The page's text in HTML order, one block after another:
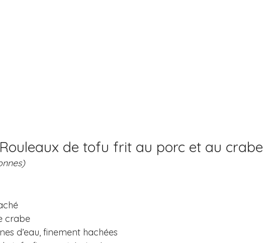
de tofu frit au porc et au crabe
crabe
d’eau, finement hachées